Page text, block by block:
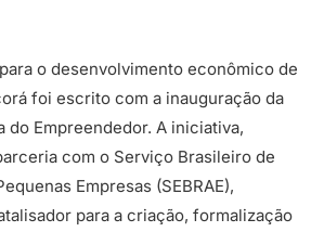
o desenvolvimento econômico de
foi escrito com a inauguração da
do Empreendedor. A iniciativa,
com o Serviço Brasileiro de
Empresas (SEBRAE),
para a criação, formalização